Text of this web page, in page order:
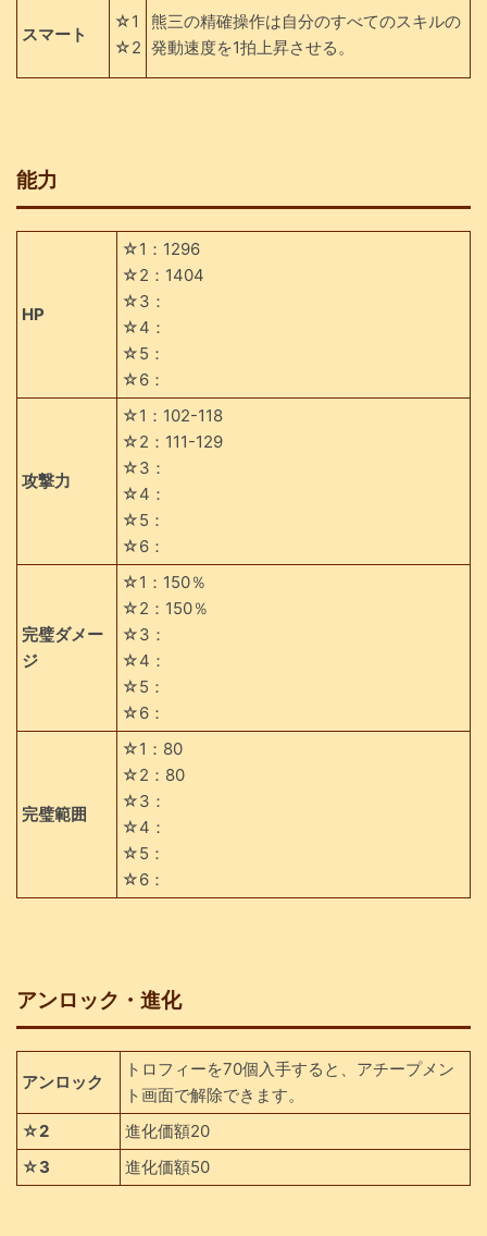
スマート
☆1
☆2
熊三の精確操作は自分のすべてのスキルの
発動速度を1拍上昇させる。
能力
HP
☆1：1296
☆2：1404
☆3：
☆4：
☆5：
☆6：
攻撃力
☆1：102-118
☆2：111-129
☆3：
☆4：
☆5：
☆6：
完璧ダメー
ジ
☆1：150％
☆2：150％
☆3：
☆4：
☆5：
☆6：
完璧範囲
☆1：80
☆2：80
☆3：
☆4：
☆5：
☆6：
アンロック・進化
アンロック
トロフィーを70個入手すると、アチープメン
ト画面で解除できます。
☆2
進化価額20
☆3
進化価額50